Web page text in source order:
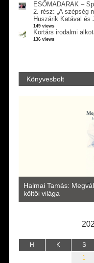
ESŐMADARAK –
2. rész: „A szépség
Huszárik Katával és
149 views
Kortárs irodalmi
136 views
Könyvesbolt
Halmai Tamás:
költői világa
H K S
1